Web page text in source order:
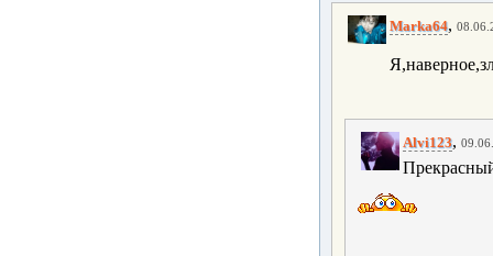
Marka64,
Alvi123,